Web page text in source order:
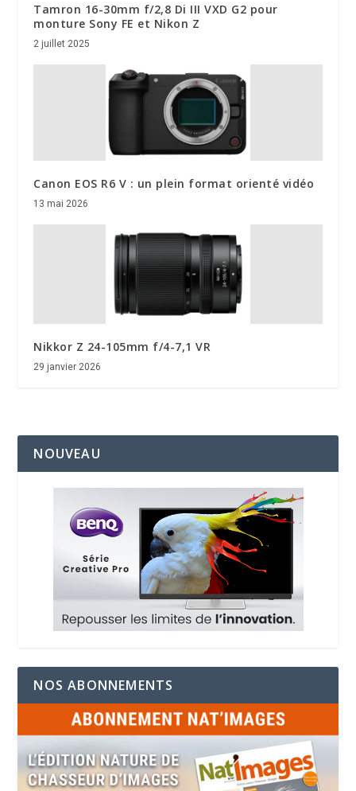
Tamron 16-30mm f/2,8 Di III VXD G2 pour
monture Sony FE et Nikon Z
2 juillet 2025
Canon EOS R6 V : un plein format orienté vidéo
13 mai 2026
Nikkor Z 24-105mm f/4-7,1 VR
29 janvier 2026
NOUVEAU
NOS ABONNEMENTS